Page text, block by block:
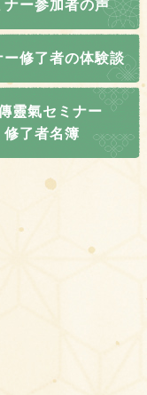
ナー参加者の声
ー修了者の体験談
靈氣セミナー
修了者名簿